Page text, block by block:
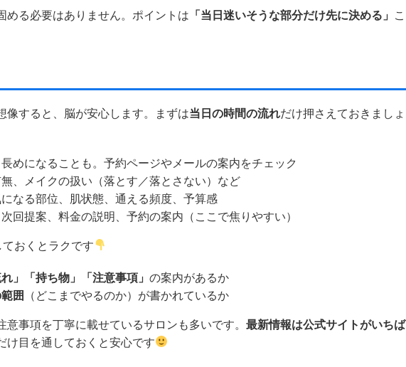
める必要はありません。ポイントは 「当日迷いそうな部分だけ先に決める」
こ
像すると、脳が安心します。まずは当日の時間の流れだけ押さえておきましょ
長めになることも。予約ページやメールの案内をチェック
無、メイクの扱い（落とす／落とさない）など
になる部位、肌状態、通える頻度、予算感
次回提案、料金の説明、予約の案内（ここで焦りやすい）
ておくとラクです
れ」「持ち物」「注意事項」 の案内があるか
囲 （どこまでやるのか）が書かれているか
事項を丁寧に載せているサロンも多いです。 最新情報は公式サイトがいちば
け目を通しておくと安心です